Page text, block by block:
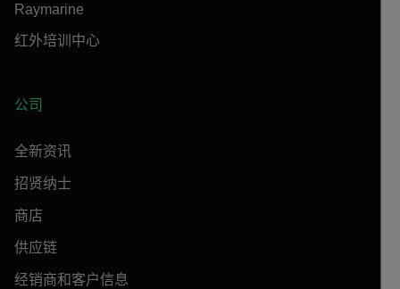
Raymarine
红外培训中心
公司
全新资讯
招贤纳士
商店
供应链
经销商和客户信息